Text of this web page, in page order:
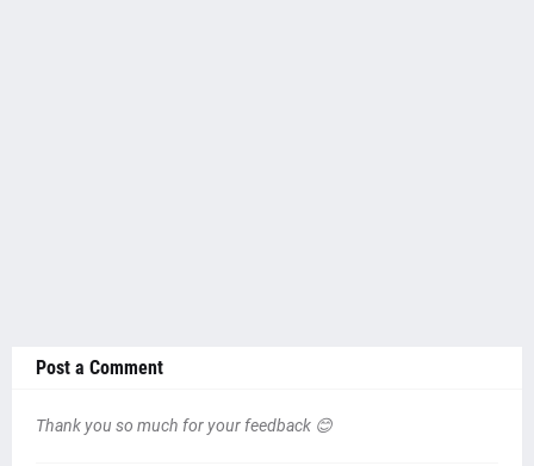
Post a Comment
Thank you so much for your feedback 😊